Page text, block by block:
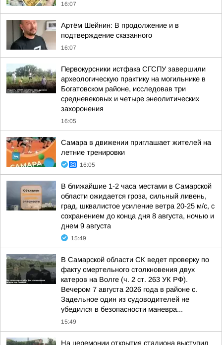
16:07
Артём Шейнин: В продолжение и в
подтверждение сказанного
16:07
Первокурсники истфака СГСПУ завершили
археологическую практику на могильнике в
Богатовском районе, исследовав три
средневековых и четыре энеолитических
захоронения
16:05
Самара в движении приглашает жителей на
летние тренировки
16:05
В ближайшие 1-2 часа местами в Самарской
области ожидается гроза, сильный ливень,
град, шквалистое усиление ветра 20-25 м/с, с
сохранением до конца дня 8 августа, ночью и
днем 9 августа
15:49
В Самарской области СК ведет проверку по
факту смертельного столкновения двух
катеров на Волге (ч. 2 ст. 263 УК РФ).
Вечером 7 августа 2026 года в районе с.
Задельное один из судоводителей не
убедился в безопасности маневра...
15:49
На церемонии открытия стадиона выступил